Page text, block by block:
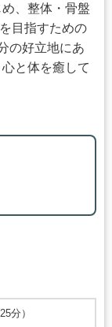
、整体・骨盤
目指すための
の好立地にあ
と体を癒して
分）